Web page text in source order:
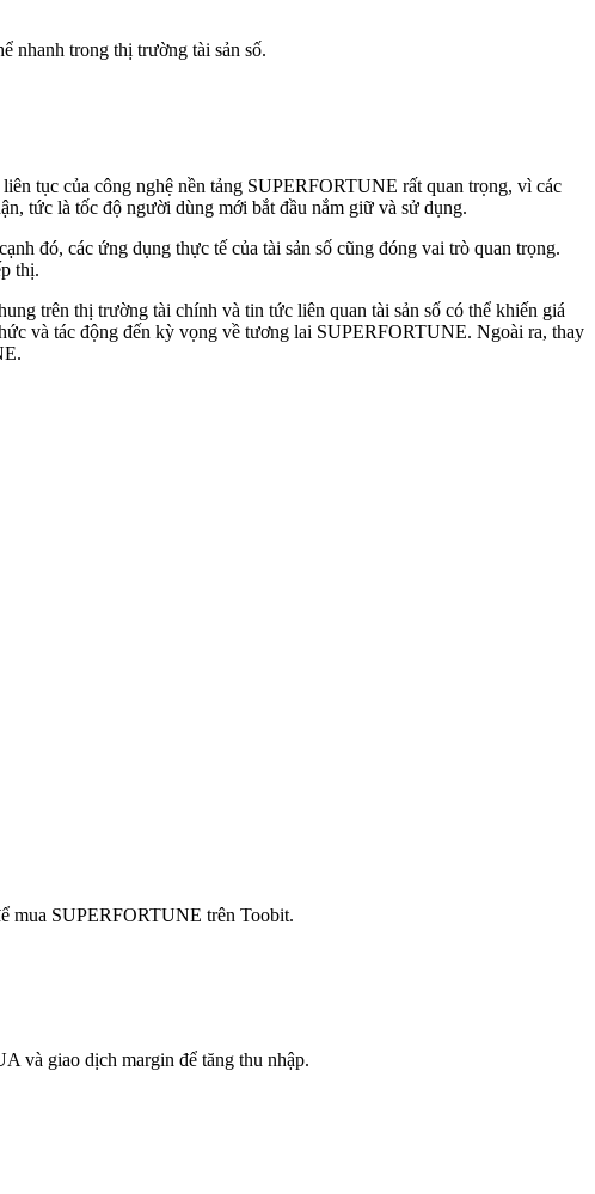
nhanh trong thị trường tài sản số.
tục của công nghệ nền tảng SUPERFORTUNE rất quan trọng, vì các
tức là tốc độ người dùng mới bắt đầu nắm giữ và sử dụng.
đó, các ứng dụng thực tế của tài sản số cũng đóng vai trò quan trọng.
thị.
trên thị trường tài chính và tin tức liên quan tài sản số có thể khiến giá
và tác động đến kỳ vọng về tương lai SUPERFORTUNE. Ngoài ra, thay
mua SUPERFORTUNE trên Toobit.
và giao dịch margin để tăng thu nhập.